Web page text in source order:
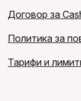
Договор за
Политика за
Тарифи и